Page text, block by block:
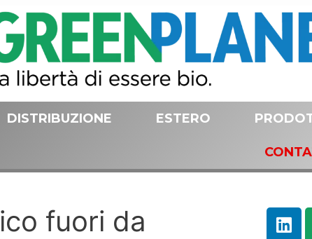
DISTRIBUZIONE ESTERO
fuori da